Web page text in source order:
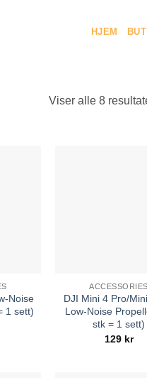
HJEM
Viser alle 8
Noise
1 sett)
ACCESSORIES
DJI Mini 4 Pro/
Low-Noise
stk = 1 sett)
129 kr